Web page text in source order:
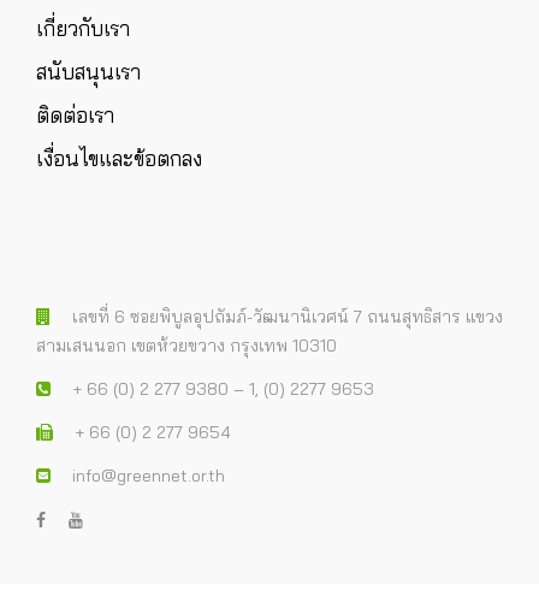
เกี่ยวกับเรา
สนับสนุนเรา
ติดต่อเรา
เงื่อนไขและข้อตกลง
เลขที่ 6 ซอยพิบูลอุปถัมภ์-วัฒนานิเวศน์ 7 ถนนสุทธิสาร แขวง
สามเสนนอก เขตห้วยขวาง กรุงเทพ 10310
+ 66 (0) 2 277 9380 – 1, (0) 2277 9653
+ 66 (0) 2 277 9654
info@greennet.or.th